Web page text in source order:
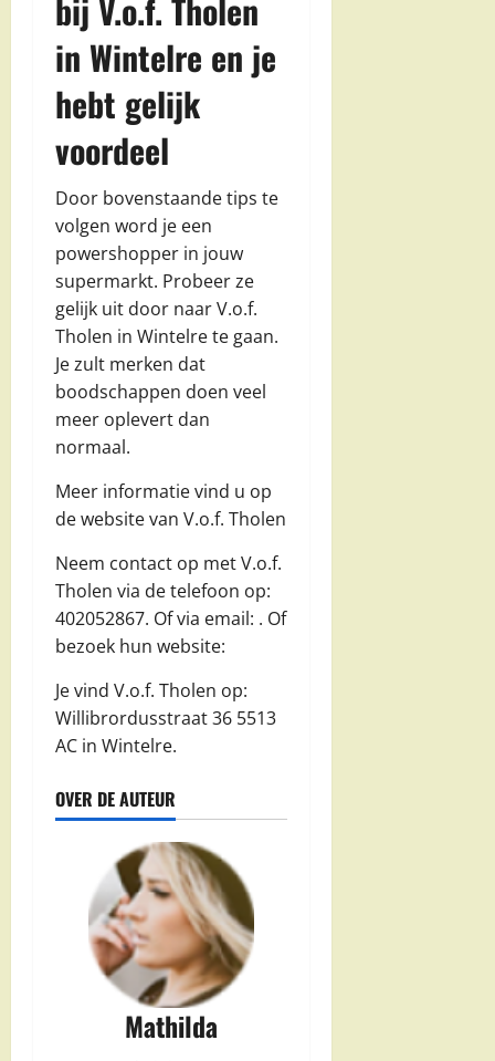
bij V.o.f. Tholen
in Wintelre en je
hebt gelijk
voordeel
Door bovenstaande tips te
volgen word je een
powershopper in jouw
supermarkt. Probeer ze
gelijk uit door naar V.o.f.
Tholen in Wintelre te gaan.
Je zult merken dat
boodschappen doen veel
meer oplevert dan
normaal.
Meer informatie vind u op
de website van V.o.f. Tholen
Neem contact op met V.o.f.
Tholen via de telefoon op:
402052867. Of via email: . Of
bezoek hun website:
Je vind V.o.f. Tholen op:
Willibrordusstraat 36 5513
AC in Wintelre.
OVER DE AUTEUR
Mathilda